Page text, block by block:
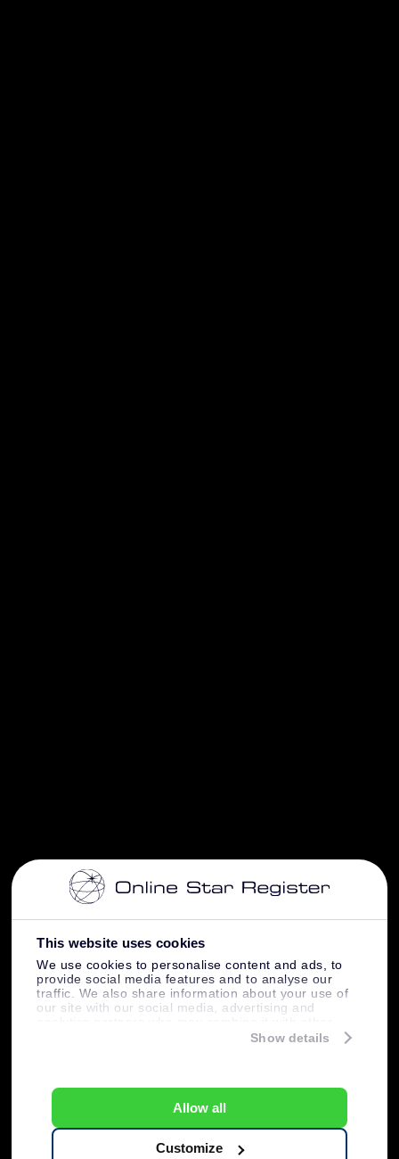
This website uses cookies
We use cookies to personalise content and ads, to
provide social media features and to analyse our
traffic. We also share information about your use of
our site with our social media, advertising and
information that you’ve provided to them or that
Show details
Allow all
Customize